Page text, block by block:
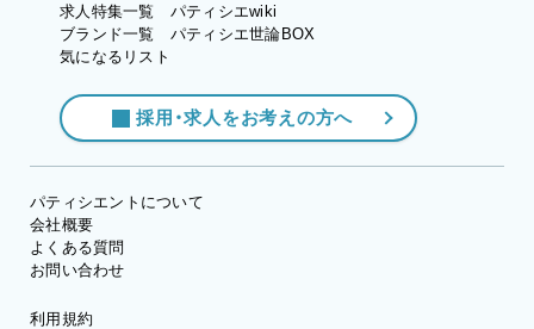
求人特集一覧
ブランド一覧
気になるリスト
パティシエwiki
パティシエ世論BOX
採用・求人をお考えの方へ
パティシエントについて
会社概要
よくある質問
お問い合わせ
利用規約